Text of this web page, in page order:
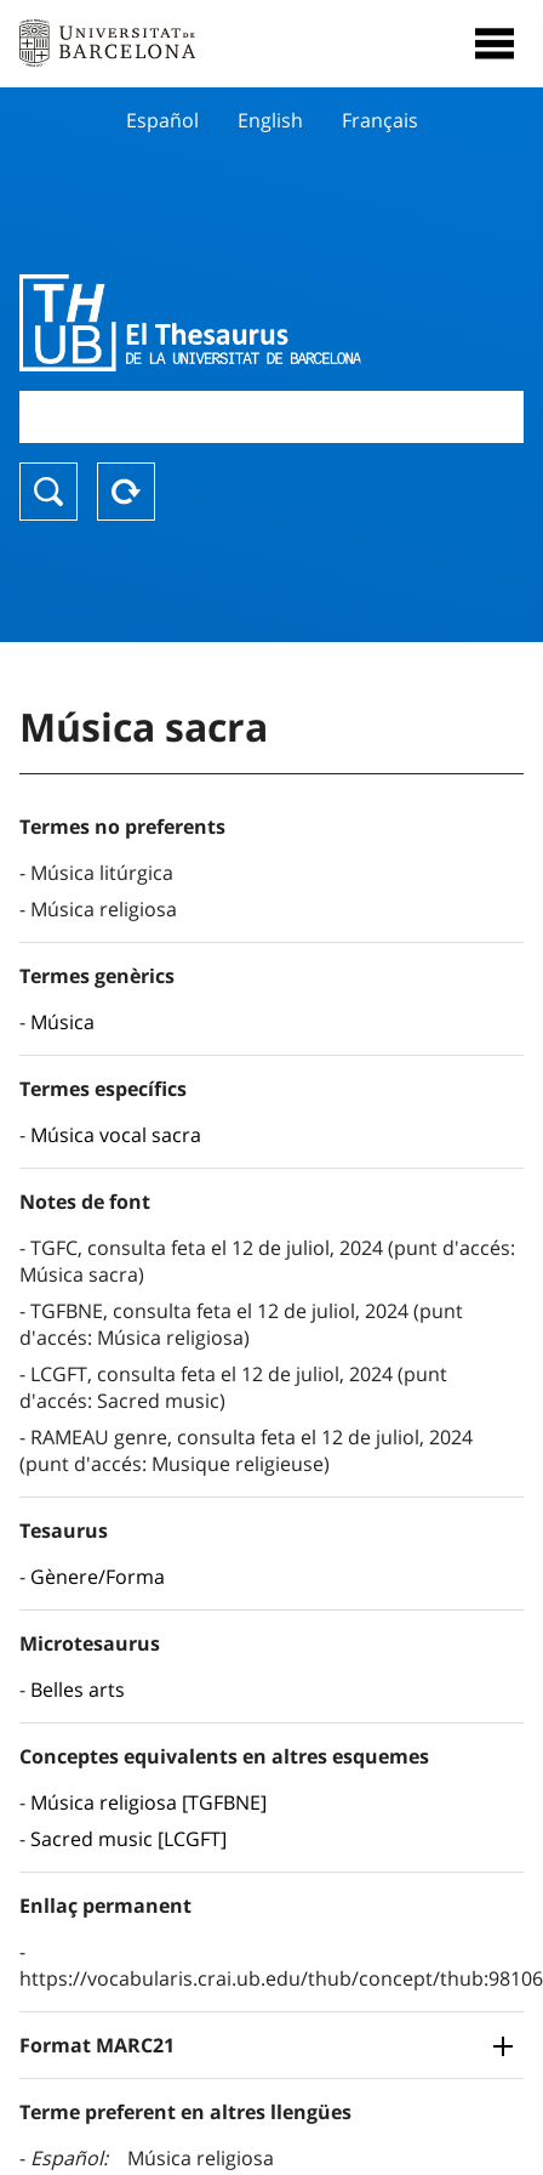
Español English Français
Música sacra
Termes no preferents
Música litúrgica
Música religiosa
Termes genèrics
Música
Termes específics
Música vocal sacra
Notes de font
TGFC, consulta feta el 12 de juliol, 2024 (punt d'accés:
Música sacra)
TGFBNE, consulta feta el 12 de juliol, 2024 (punt
d'accés: Música religiosa)
LCGFT, consulta feta el 12 de juliol, 2024 (punt
d'accés: Sacred music)
RAMEAU genre, consulta feta el 12 de juliol, 2024
(punt d'accés: Musique religieuse)
Tesaurus
Gènere/Forma
Microtesaurus
Belles arts
Conceptes equivalents en altres esquemes
Música religiosa [TGFBNE]
Sacred music [LCGFT]
Enllaç permanent
https://vocabularis.crai.ub.edu/thub/concept/
Format MARC21
Terme preferent en altres llengües
Español
Música religiosa